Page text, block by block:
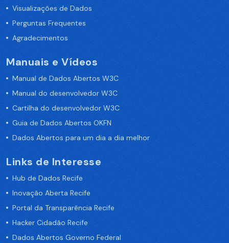
Visualizações de Dados
Perguntas Frequentes
Agradecimentos
Manuais e Vídeos
Manual de Dados Abertos W3C
Manual do desenvolvedor W3C
Cartilha do desenvolvedor W3C
Guia de Dados Abertos OKFN
Dados Abertos para um dia a dia melhor
Links de Interesse
Hub de Dados Recife
Inovação Aberta Recife
Portal da Transparência Recife
Hacker Cidadão Recife
Dados Abertos Governo Federal